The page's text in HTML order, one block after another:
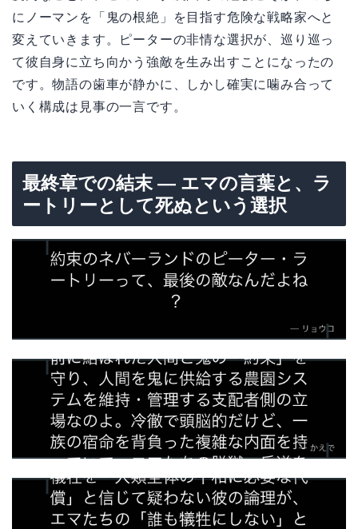
にノーマンを「鬼の根絶」を目指す危険な戦略家へと
変えていきます。ピーターの非情な選択が、巡り巡っ
て彼自身に立ち向かう強敵を生み出すことになったの
です。物語の歯車が静かに、しかし確実に噛み合って
いく構成は見事の一言です。
最終章での結末 — エマの言葉と、ラ
ートリーとして死ぬという選択